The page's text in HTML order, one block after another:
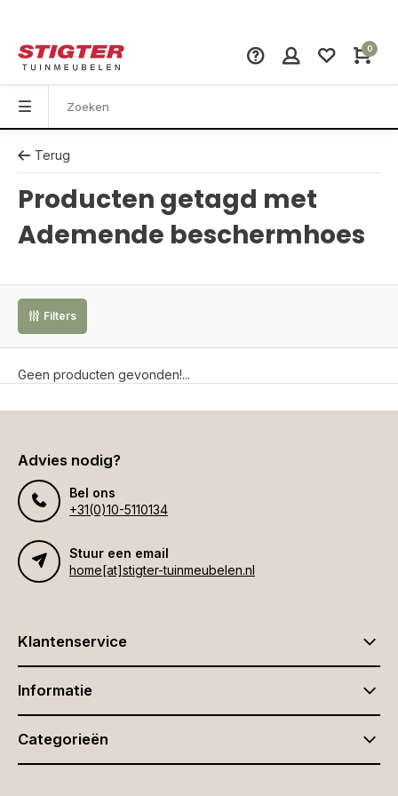
0
Terug
Producten getagd met
Ademende beschermhoes
Filters
Geen producten gevonden!...
Advies nodig?
Bel ons
+31(0)10-5110134
Stuur een email
home[at]stigter-tuinmeubelen.nl
Klantenservice
Informatie
Categorieën